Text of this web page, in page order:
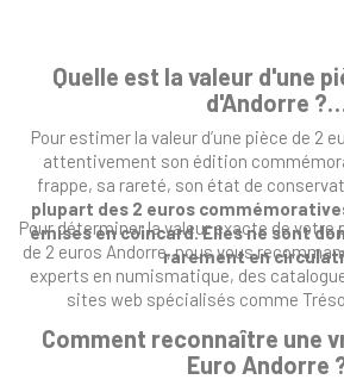
Quelle est la valeur d'une
d'Andorre ?
Pour estimer la valeur d’une pièce de 2
attentivement son édition
frappe, sa rareté, son état de
plupart des 2 euros
émises en coincard. Elles ne sont
rarement en
Pour déterminer la valeur exacte de
de 2 euros Andorre, nous vous
experts en numismatique, des
sites web spécialisés comme
Comment reconnaître une
Euro Andorre